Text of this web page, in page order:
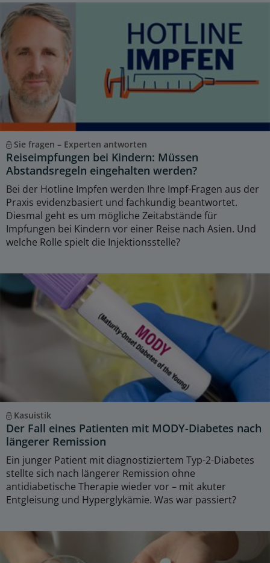
Sie fragen – Experten antworten
Reiseimpfungen bei Kindern: Müssen
Abstandsregeln eingehalten werden?
Bei der Hotline Impfen werden Ihre Impf-Fragen aus der
Praxis evidenzbasiert und fachkundig beantwortet.
Diesmal geht es um mögliche Zeitabstände für
Impfungen bei Kindern vor einer Reise nach Asien. Und
welche Rolle spielt die Injektionsstelle?
Kasuistik
Der Fall eines Patienten mit MODY-Diabetes nach
längerer Remission
Ein junger Patient mit diagnostiziertem Typ-2-Diabetes
stellte sich nach längerer Remission ohne
antidiabetische Therapie wieder vor – mit akuter
Entgleisung und Hyperglykämie. Was war passiert?